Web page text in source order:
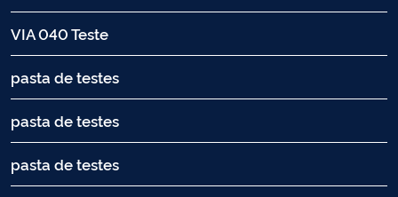
VIA 040 Teste
pasta de testes
pasta de testes
pasta de testes